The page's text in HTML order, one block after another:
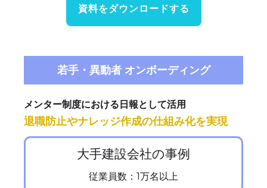
資料をダウンロードする
若手・異動者 オンボーディング
メンター制度における日報として活用
退職防止やナレッジ作成の仕組み化を実現
大手建設会社の事例
従業員数：1万名以上